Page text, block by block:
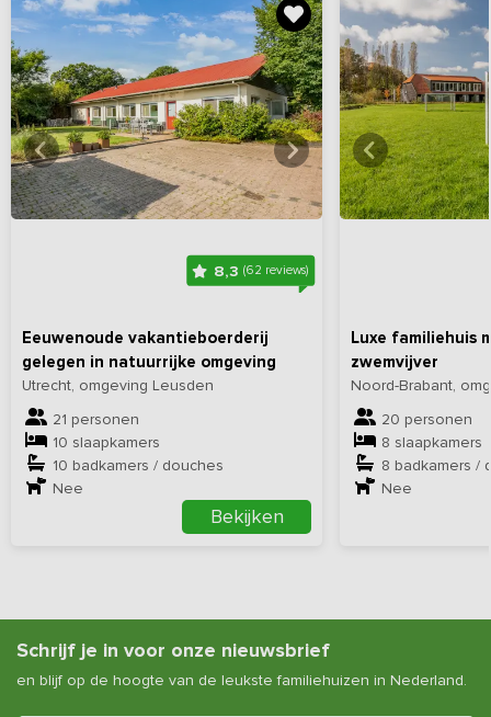
8,3 (62 reviews)
Eeuwenoude vakantieboerderij
gelegen in natuurrijke omgeving
Utrecht, omgeving Leusden
21 personen
10 slaapkamers
10 badkamers / douches
Nee
Bekijken
Bekijkhieralle foto's
Luxe familiehuis
zwemvijver
Noord-Brabant,
20 personen
8 slaapkamers
8 badkamers /
Nee
Bekijk
Schrijf je in voor onze nieuwsbrief
en blijf op de hoogte van de leukste familiehuizen in Nederland.